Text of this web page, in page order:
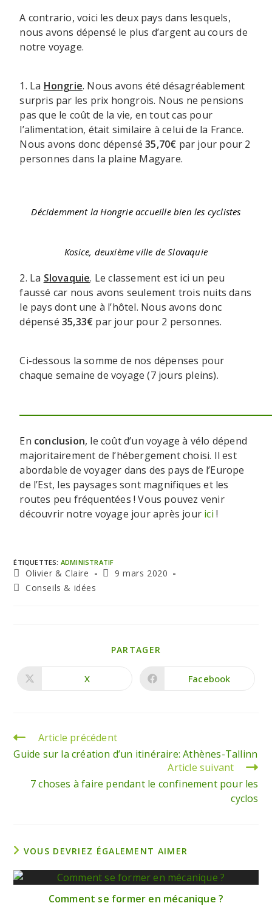
A contrario, voici les deux pays dans lesquels,
nous avons dépensé le plus d’argent au cours de
notre voyage.
1. La Hongrie. Nous avons été désagréablement
surpris par les prix hongrois. Nous ne pensions
pas que le coût de la vie, en tout cas pour
l’alimentation, était similaire à celui de la France.
Nous avons donc dépensé35,70€ par jour pour 2
personnes dans la plaine Magyare.
Décidemment la Hongrie accueille bien les cyclistes
Kosice, deuxième ville de Slovaquie
2. La Slovaquie. Le classement est ici un peu
faussé car nous avons seulement trois nuits dans
le pays dont une à l’hôtel. Nous avons donc
dépensé35,33€ par jour pour 2 personnes.
Ci-dessous la somme de nos dépenses pour
chaque semaine de voyage (7 jours pleins).
En conclusion, le coût d’un voyage à vélo dépend
majoritairement de l’hébergement choisi. Il est
abordable de voyager dans des pays de l’Europe
de l’Est, les paysages sont magnifiques et les
routes peu fréquentées ! Vous pouvez venir
découvrir notre voyage jour après jour ici !
ÉTIQUETTES: ADMINISTRATIF
Olivier & Claire
9 mars 2020
Conseils & idées
PARTAGER
X Facebook
Article précédent
Guide sur la création d’un itinéraire: Athènes-Tallinn
Article suivant
7 choses à faire pendant le confinement pour les
cyclos
VOUS DEVRIEZ ÉGALEMENT AIMER
Comment se former en mécanique ?